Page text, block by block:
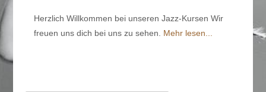
Herzlich Willkommen bei unseren Jazz-Kursen Wir
freuen uns dich bei uns zu sehen.
Mehr lesen...